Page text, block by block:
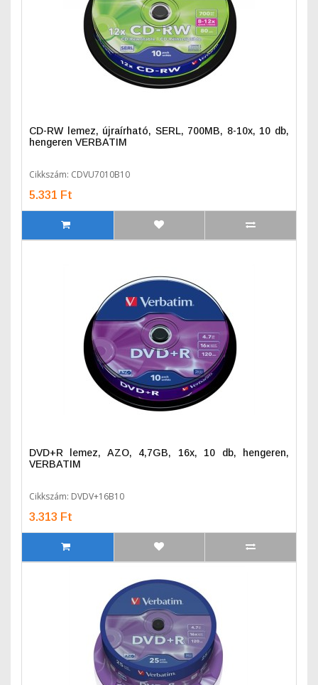
CD-RW lemez, újraírható, SERL, 700MB, 8-10x, 10 db,
hengeren VERBATIM
Cikkszám: CDVU7010B10
5.331 Ft
DVD+R lemez, AZO, 4,7GB, 16x, 10 db, hengeren,
VERBATIM
Cikkszám: DVDV+16B10
3.313 Ft